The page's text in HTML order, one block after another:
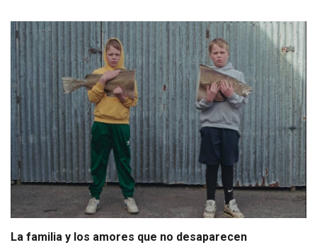
La familia y los amores que no desaparecen